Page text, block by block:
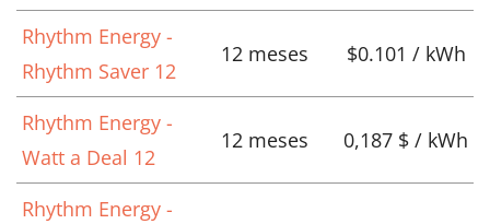
Rhythm Energy -
Rhythm Saver 12
12 meses $0.101 / kWh
Rhythm Energy -
Watt a Deal 12
12 meses 0,187 $ / kWh
Rhythm Energy -